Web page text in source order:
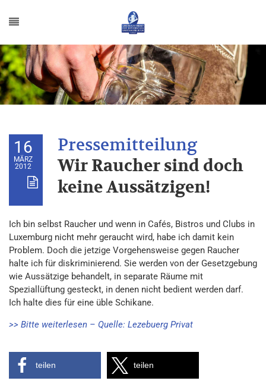
16
MÄRZ
2012
Wir Raucher sind doch
keine Aussätzigen!
Ich bin selbst Raucher und wenn in Cafés, Bistros und Clubs in
Luxemburg nicht mehr geraucht wird, habe ich damit kein
Problem. Doch die jetzige Vorgehensweise gegen Raucher
halte ich für diskriminierend. Sie werden von der Gesetzgebung
wie Aussätzige behandelt, in separate Räume mit
Speziallüftung gesteckt, in denen nicht bedient werden darf.
Ich halte dies für eine üble Schikane.
>> Bitte weiterlesen – Quelle: Lezebuerg Privat
teilen teilen